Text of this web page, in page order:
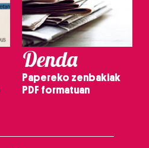
Denda
Papereko zenbakiak
PDF formatuan